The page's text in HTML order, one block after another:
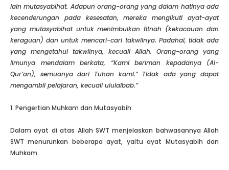
lain mutasyabihat. Adapun orang-orang yang dalam hatinya ada
kecenderungan pada kesesatan, mereka mengikuti ayat-ayat
yang mutasyabihat untuk menimbulkan fitnah (kekacauan dan
keraguan) dan untuk mencari-cari takwilnya. Padahal, tidak ada
yang mengetahui takwilnya, kecuali Allah. Orang-orang yang
ilmunya mendalam berkata, “Kami beriman kepadanya (Al-
Qur’an), semuanya dari Tuhan kami.” Tidak ada yang dapat
mengambil pelajaran, kecuali ululalbab.”
1. Pengertian Muhkam dan Mutasyabih
Dalam ayat di atas Allah SWT menjelaskan bahwasannya Allah
SWT menurunkan beberapa ayat, yaitu ayat Mutasyabih dan
Muhkam.